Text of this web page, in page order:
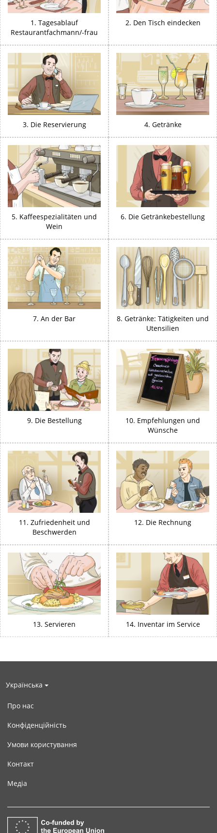
1. Tagesablauf
Restaurantfachmann/-frau
2. Den Tisch eindecken
3. Die Reservierung 4. Getränke
5. Kaffeespezialitäten und
Wein
6. Die Getränkebestellung
7. An der Bar
8. Getränke: Tätigkeiten und
Utensilien
9. Die Bestellung
10. Empfehlungen und
Wünsche
11. Zufriedenheit und
Beschwerden
12. Die Rechnung
13. Servieren 14. Inventar im Service
Українська
Про нас
Конфіденційність
Умови користування
Контакт
Медіа